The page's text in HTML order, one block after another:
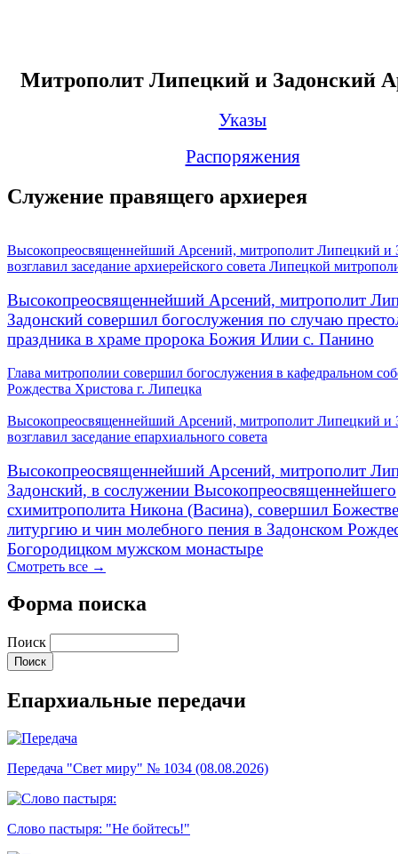
Митрополит Липецкий и Задонский
Указы
Распоряжения
Служение правящего архиерея
Высокопреосвященнейший Арсений, митрополит Липецкий и
возглавил заседание архиерейского совета Липецкой
Высокопреосвященнейший Арсений, митрополит
Задонский совершил богослужения по случаю
праздника в храме пророка Божия Илии с. Панино
Глава митрополии совершил богослужения в кафедральном
Рождества Христова г. Липецка
Высокопреосвященнейший Арсений, митрополит Липецкий и
возглавил заседание епархиального совета
Высокопреосвященнейший Арсений, митрополит
Задонский, в сослужении Высокопреосвященнейшего
схимитрополита Никона (Васина), совершил
литургию и чин молебного пения в Задонском
Богородицком мужском монастыре
Смотреть все →
Форма поиска
Поиск
Епархиальные передачи
Передача "Свет миру" № 1034 (08.08.2026)
Слово пастыря: "Не бойтесь!"